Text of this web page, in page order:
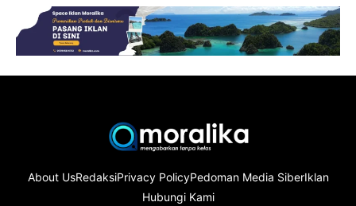
About UsRedaksiPrivacy PolicyPedoman Media SiberIklan
Hubungi Kami